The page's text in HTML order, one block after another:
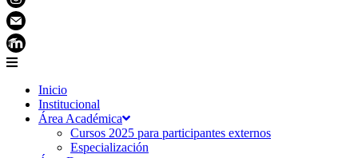
Inicio
Institucional
Área Académica
Cursos 2025 para participantes externos
Especialización